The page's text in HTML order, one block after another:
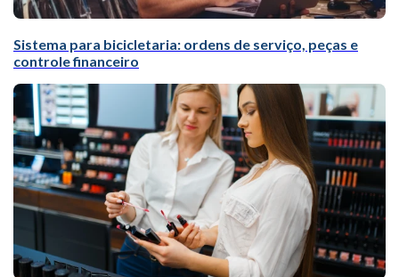
Sistema para bicicletaria: ordens de serviço, peças e
controle financeiro